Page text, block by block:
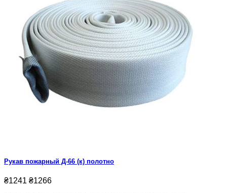
Рукав пожарный Д-66 (к) полотно
₴1241 ₴1266